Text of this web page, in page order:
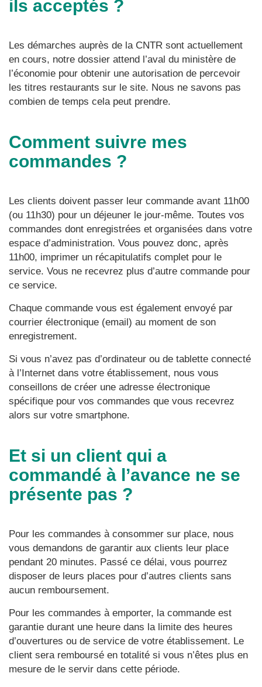
ils acceptés ?
Les démarches auprès de la CNTR sont actuellement
en cours, notre dossier attend l’aval du ministère de
l’économie pour obtenir une autorisation de percevoir
les titres restaurants sur le site. Nous ne savons pas
combien de temps cela peut prendre.
Comment suivre mes
commandes ?
Les clients doivent passer leur commande avant 11h00
(ou 11h30) pour un déjeuner le jour-même. Toutes vos
commandes dont enregistrées et organisées dans votre
espace d’administration. Vous pouvez donc, après
11h00, imprimer un récapitulatifs complet pour le
service. Vous ne recevrez plus d’autre commande pour
ce service.
Chaque commande vous est également envoyé par
courrier électronique (email) au moment de son
enregistrement.
Si vous n’avez pas d’ordinateur ou de tablette connecté
à l’Internet dans votre établissement, nous vous
conseillons de créer une adresse électronique
spécifique pour vos commandes que vous recevrez
alors sur votre smartphone.
Et si un client qui a
commandé à l’avance ne se
présente pas ?
Pour les commandes à consommer sur place, nous
vous demandons de garantir aux clients leur place
pendant 20 minutes. Passé ce délai, vous pourrez
disposer de leurs places pour d’autres clients sans
aucun remboursement.
Pour les commandes à emporter, la commande est
garantie durant une heure dans la limite des heures
d’ouvertures ou de service de votre établissement. Le
client sera remboursé en totalité si vous n’êtes plus en
mesure de le servir dans cette période.